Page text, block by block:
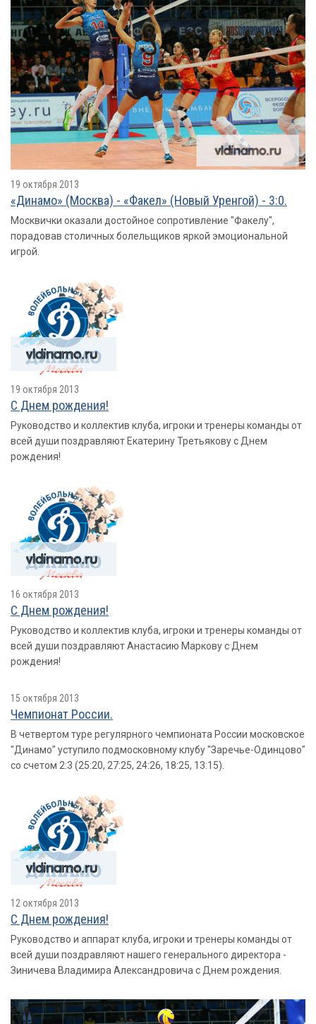
19 октября 2013
«Динамо» (Москва) - «Факел» (Новый Уренгой) - 3:0.
Москвички оказали достойное сопротивление "Факелу",
порадовав столичных болельщиков яркой эмоциональной
игрой.
19 октября 2013
С Днем рождения!
Руководство и коллектив клуба, игроки и тренеры команды от
всей души поздравляют Екатерину Третьякову с Днем
рождения!
16 октября 2013
С Днем рождения!
Руководство и коллектив клуба, игроки и тренеры команды от
всей души поздравляют Анастасию Маркову с Днем
рождения!
15 октября 2013
Чемпионат России.
В четвертом туре регулярного чемпионата России московское
"Динамо" уступило подмосковному клубу "Заречье-Одинцово"
со счетом 2:3 (25:20, 27:25, 24:26, 18:25, 13:15).
12 октября 2013
С Днем рождения!
Руководство и аппарат клуба, игроки и тренеры команды от
всей души поздравляют нашего генерального директора -
Зиничева Владимира Александровича с Днем рождения.